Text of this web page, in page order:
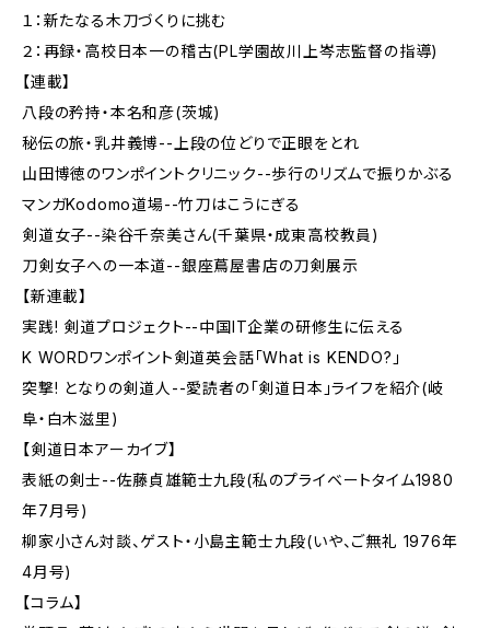
１：新たなる木刀づくりに挑む
２：再録・高校日本一の稽古(PL学園故川上岑志監督の指導)
【連載】
八段の矜持・本名和彦(茨城)
秘伝の旅・乳井義博--上段の位どりで正眼をとれ
山田博徳のワンポイントクリニック--歩行のリズムで振りかぶる
マンガKodomo道場--竹刀はこうにぎる
剣道女子--染谷千奈美さん(千葉県・成東高校教員)
刀剣女子への一本道--銀座蔦屋書店の刀剣展示
【新連載】
実践! 剣道プロジェクト--中国IT企業の研修生に伝える
K WORDワンポイント剣道英会話「What is KENDO?」
突撃! となりの剣道人--愛読者の「剣道日本」ライフを紹介(岐
阜・白木滋里)
【剣道日本アーカイブ】
表紙の剣士--佐藤貞雄範士九段(私のプライベートタイム1980
年7月号)
柳家小さん対談、ゲスト・小島主範士九段(いや、ご無礼 1976年
4月号)
【コラム】